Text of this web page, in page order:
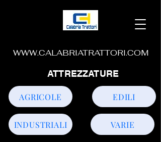
WWW.CALABRIATRATTORI.COM
INDUSTRIALI
AGRICOLE EDILI
VARIE
ATTREZZATURE